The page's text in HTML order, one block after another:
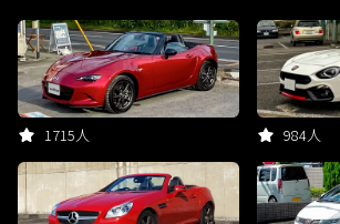
1715人 984人